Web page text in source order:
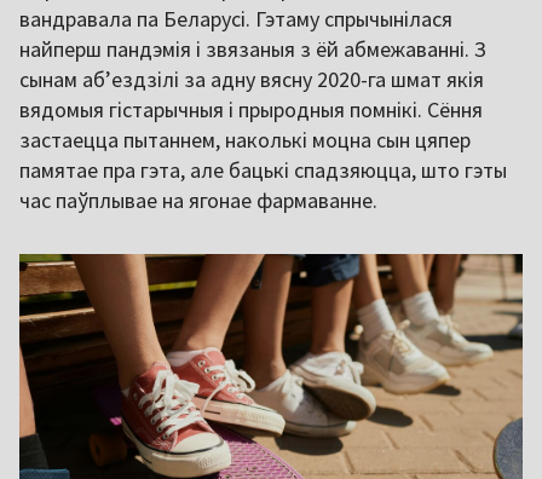
вандравала па Беларусі. Гэтаму спрычынілася
найперш пандэмія і звязаныя з ёй абмежаванні. З
сынам аб’ездзілі за адну вясну 2020-га шмат якія
вядомыя гістарычныя і прыродныя помнікі. Сёння
застаецца пытаннем, наколькі моцна сын цяпер
памятае пра гэта, але бацькі спадзяюцца, што гэты
час паўплывае на ягонае фармаванне.